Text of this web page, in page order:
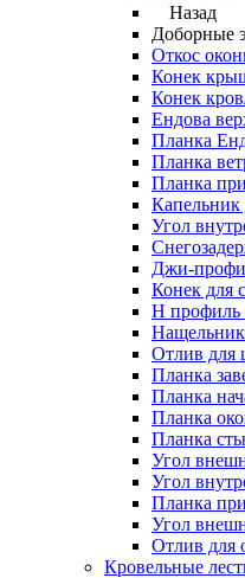
Назад
Доборные
Откос
Конек
Конек
Ендова
Планка
Планка
Планка
Капельник
Угол
Джи-
Конек для
Н профиль
Нащельник
Отлив для
Планка
Планка
Планка
Планка
Угол
Угол
Планка
Угол
Отлив для
Кровельные